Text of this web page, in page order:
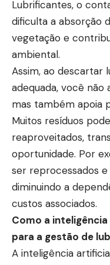
Lubrificantes, o
dificulta a absorção
vegetação e
ambiental.
Assim, ao descartar
adequada, você
mas também apoia
Muitos resíduos
reaproveitados,
oportunidade. Por
ser reprocessados
diminuindo a
custos associados.
Como a
para a gestão de
A inteligência